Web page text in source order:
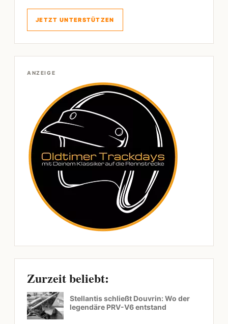
JETZT UNTERSTÜTZEN
ANZEIGE
Zurzeit beliebt:
Stellantis schließt Douvrin: Wo der
legendäre PRV-V6 entstand